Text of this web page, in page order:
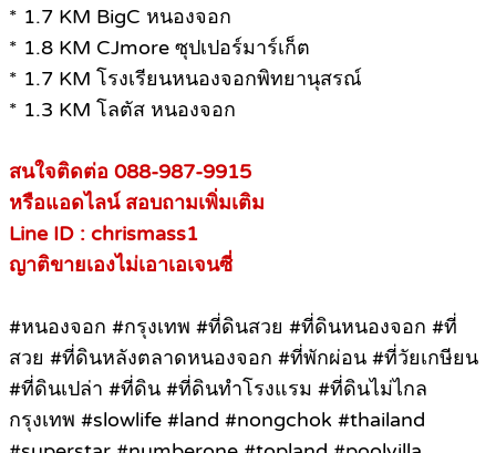
* 1.7 KM BigC หนองจอก
* 1.8 KM CJmore ซุปเปอร์มาร์เก็ต
* 1.7 KM โรงเรียนหนองจอกพิทยานุสรณ์
* 1.3 KM โลตัส หนองจอก
สนใจติดต่อ 088-987-9915
หรือแอดไลน์ สอบถามเพิ่มเติม
Line ID : chrismass1
ญาติขายเองไม่เอาเอเจนซี่
#หนองจอก #กรุงเทพ #ที่ดินสวย #ที่ดินหนองจอก #ที่
สวย #ที่ดินหลังตลาดหนองจอก #ที่พักผ่อน #ที่วัยเกษียน
#ที่ดินเปล่า #ที่ดิน #ที่ดินทำโรงแรม #ที่ดินไม่ไกล
กรุงเทพ #slowlife #land #nongchok #thailand